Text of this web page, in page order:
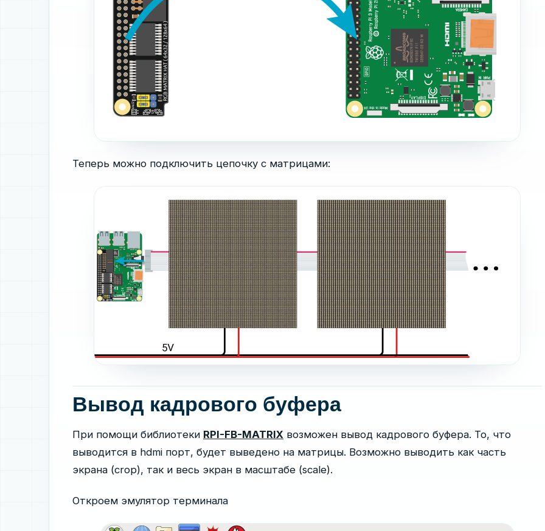
Теперь можно подключить цепочку с матрицами:
Вывод кадрового буфера
При помощи библиотеки RPI-FB-MATRIX возможен вывод кадрового буфера. То, что
выводится в hdmi порт, будет выведено на матрицы. Возможно выводить как часть
экрана (crop), так и весь экран в масштабе (scale).
Откроем эмулятор терминала